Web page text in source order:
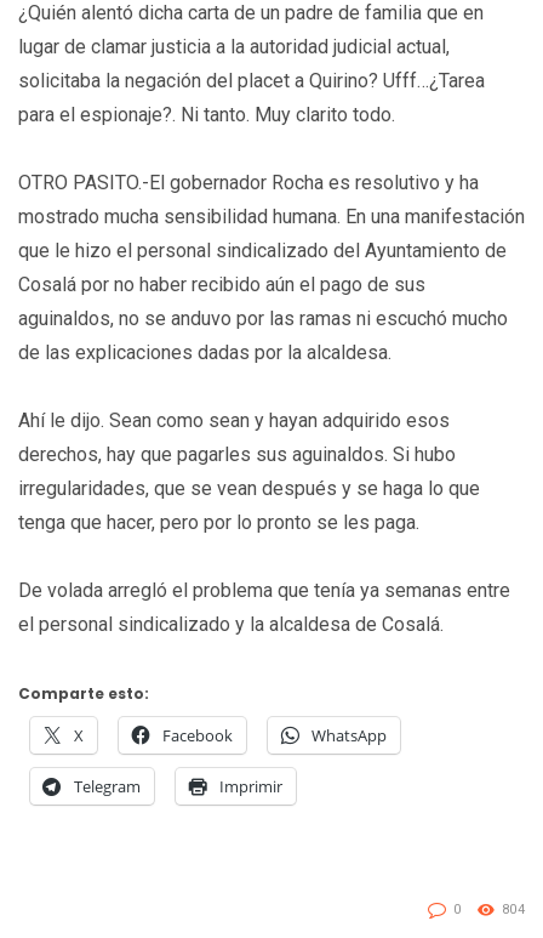
¿Quién alentó dicha carta de un padre de familia que en
lugar de clamar justicia a la autoridad judicial actual,
solicitaba la negación del placet a Quirino? Ufff…¿Tarea
para el espionaje?. Ni tanto. Muy clarito todo.
OTRO PASITO.-El gobernador Rocha es resolutivo y ha
mostrado mucha sensibilidad humana. En una manifestación
que le hizo el personal sindicalizado del Ayuntamiento de
Cosalá por no haber recibido aún el pago de sus
aguinaldos, no se anduvo por las ramas ni escuchó mucho
de las explicaciones dadas por la alcaldesa.
Ahí le dijo. Sean como sean y hayan adquirido esos
derechos, hay que pagarles sus aguinaldos. Si hubo
irregularidades, que se vean después y se haga lo que
tenga que hacer, pero por lo pronto se les paga.
De volada arregló el problema que tenía ya semanas entre
el personal sindicalizado y la alcaldesa de Cosalá.
Comparte esto:
X Facebook WhatsApp
Telegram Imprimir
0 804